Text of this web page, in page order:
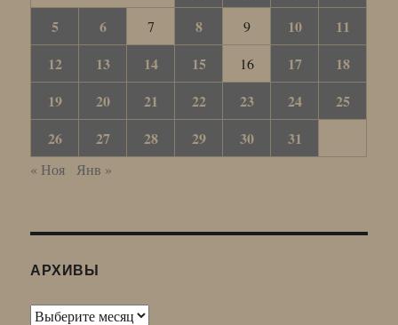
5
6 7 8 9 10
11
12
13 14 15 16 17
18
19
20 21 22 23 24
25
26
27 28 29 30 31
« Ноя Янв »
АРХИВЫ
Архивы